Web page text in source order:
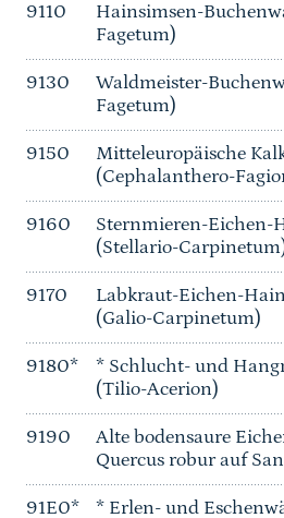
9110
Hainsimsen-
Fagetum)
9130
Waldmeister-
Fagetum)
9150
Mitteleuropäische
(Cephalanthero-
9160
Sternmieren-Eichen-
(Stellario-
9170
Labkraut-Eichen-
(Galio-Carpinetum)
9180*
* Schlucht- und
(Tilio-Acerion)
9190
Alte bodensaure
Quercus robur auf
91E0*
* Erlen- und